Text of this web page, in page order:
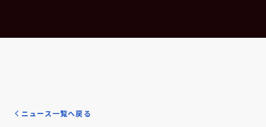
ニュース一覧へ戻る